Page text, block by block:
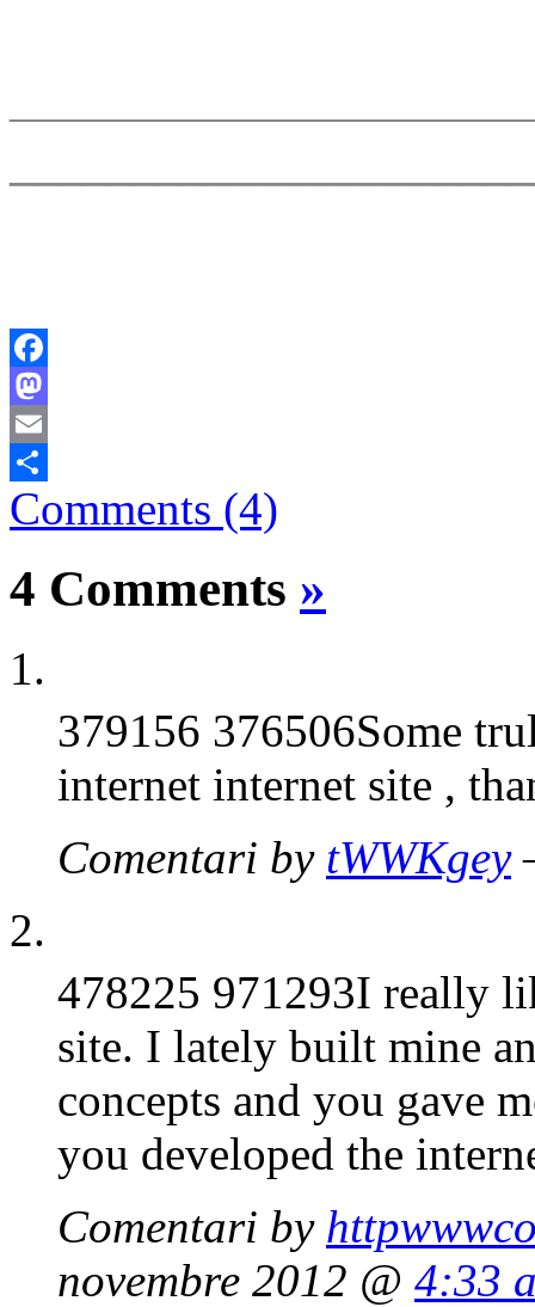
Facebook
Mastodon
Email
Comparteix
Comments (4)
4 Comments »
379156 376506Some
internet internet site ,
Comentari by tWWKgey
478225 971293I really
site. I lately built mine
concepts and you gave
you developed the
Comentari by
novembre 2012 @ 4:33